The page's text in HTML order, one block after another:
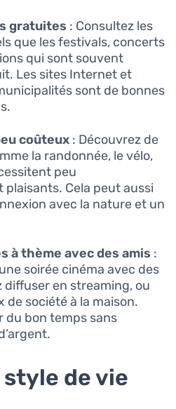
gratuites : Consultez les
que les festivals, concerts
qui sont souvent
Les sites Internet et
sont de bonnes
coûteux : Découvrez de
la randonnée, le vélo,
peu
plaisants. Cela peut aussi
avec la nature et un
à thème avec des amis :
soirée cinéma avec des
diffuser en streaming, ou
de société à la maison.
du bon temps sans
de vie